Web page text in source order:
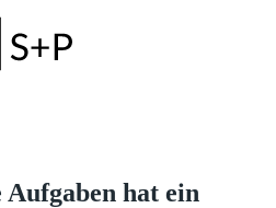
Aufgaben hat ein